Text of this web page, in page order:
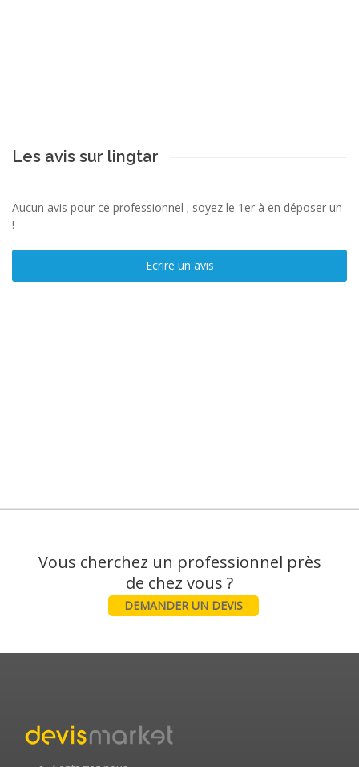
Les avis sur lingtar
Aucun avis pour ce professionnel ; soyez le 1er à en déposer un
!
Ecrire un avis
Vous cherchez un professionnel près
DEMANDER UN DEVIS